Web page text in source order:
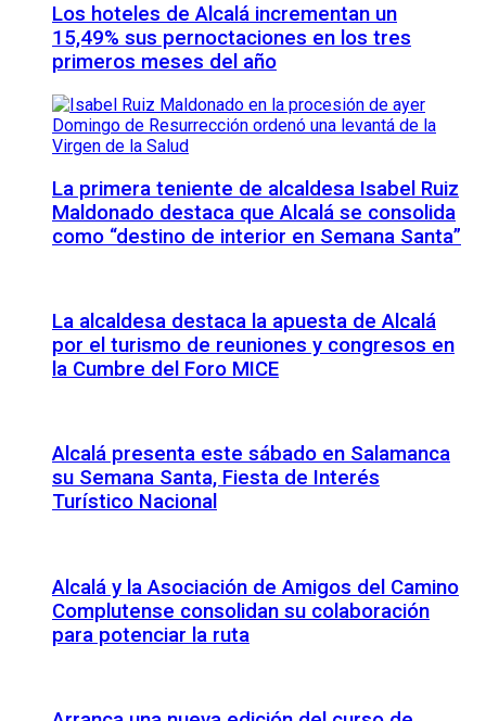
Los hoteles de Alcalá incrementan un
15,49% sus pernoctaciones en los tres
primeros meses del año
La primera teniente de alcaldesa Isabel Ruiz
Maldonado destaca que Alcalá se consolida
como “destino de interior en Semana Santa”
La alcaldesa destaca la apuesta de Alcalá
por el turismo de reuniones y congresos en
la Cumbre del Foro MICE
Alcalá presenta este sábado en Salamanca
su Semana Santa, Fiesta de Interés
Turístico Nacional
Alcalá y la Asociación de Amigos del Camino
Complutense consolidan su colaboración
para potenciar la ruta